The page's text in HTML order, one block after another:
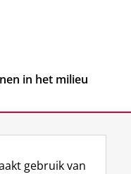
in het milieu
gebruik van